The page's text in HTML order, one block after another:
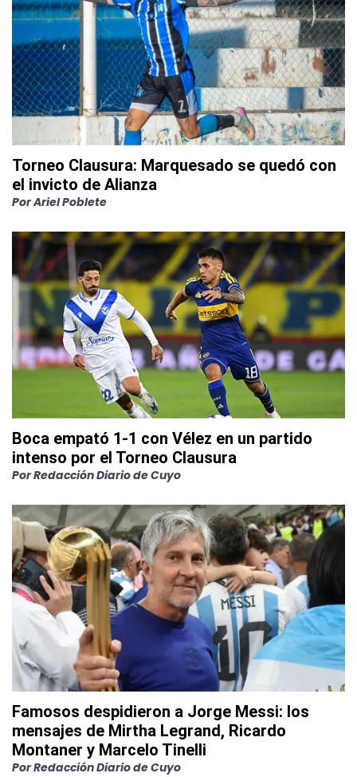
Torneo Clausura: Marquesado se quedó con
el invicto de Alianza
PorAriel Poblete
Boca empató 1-1 con Vélez en un partido
intenso por el Torneo Clausura
PorRedacción Diario de Cuyo
Famosos despidieron a Jorge Messi: los
mensajes de Mirtha Legrand, Ricardo
Montaner y Marcelo Tinelli
PorRedacción Diario de Cuyo